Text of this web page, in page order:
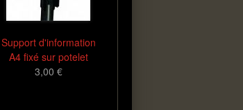
Support d'information
A4 fixé sur potelet
3,00 €